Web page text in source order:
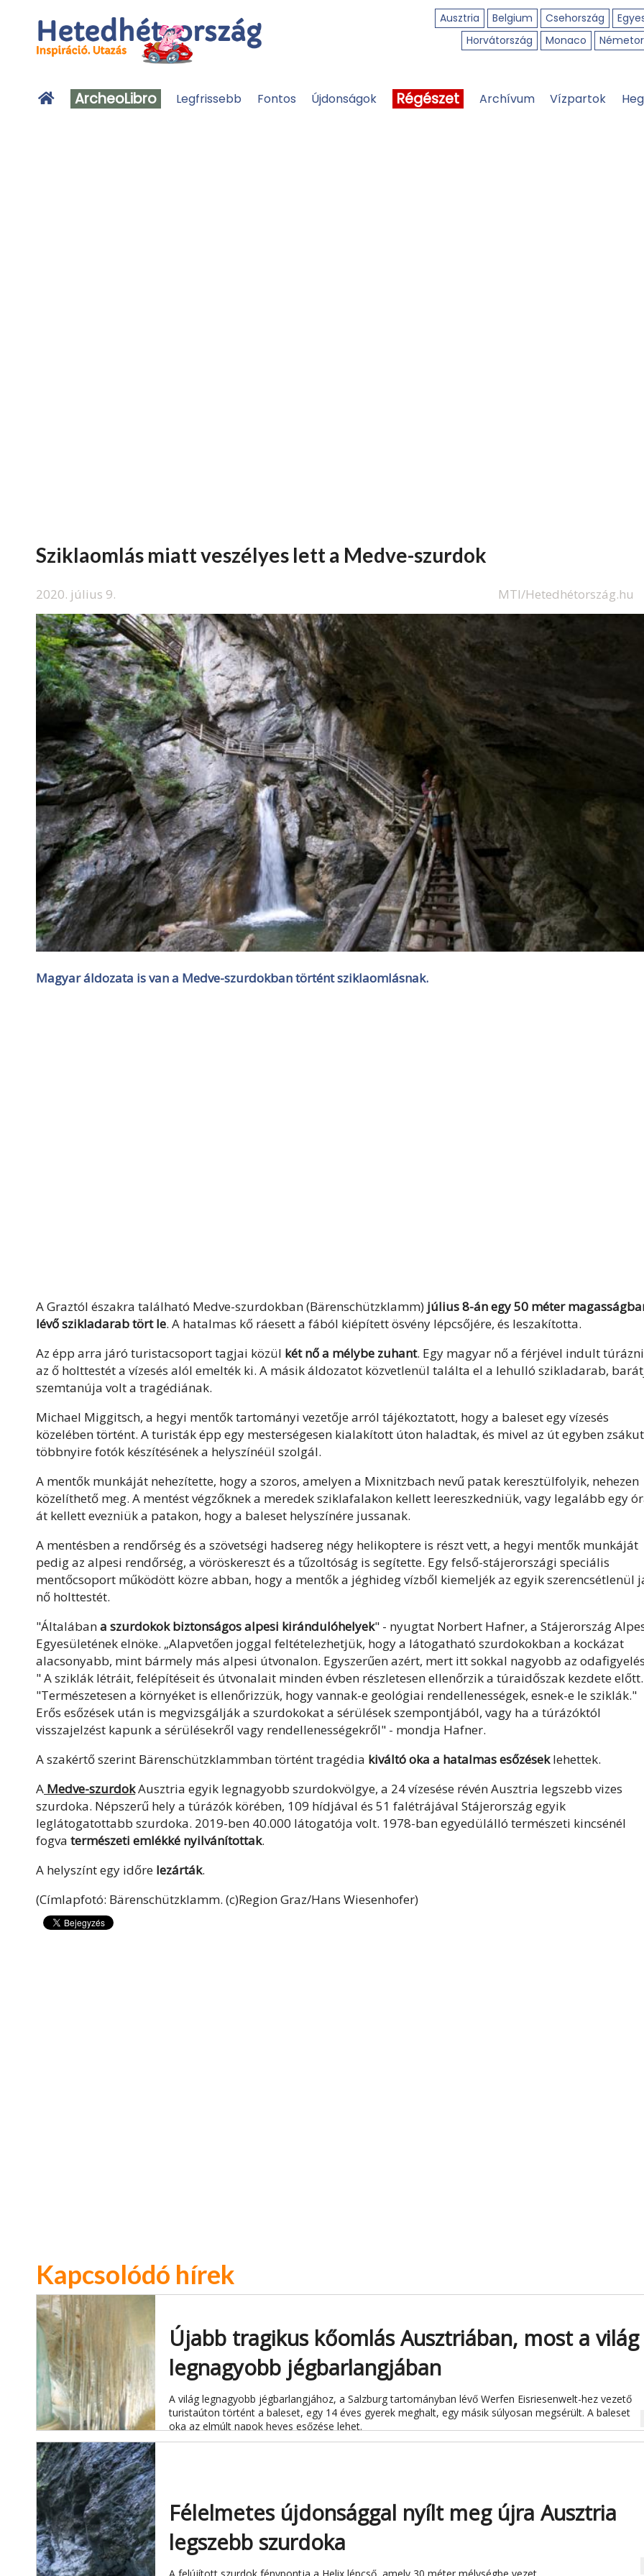
Ausztria Belgium Csehország
Horvátország
Monaco
ArcheoLibro Legfrissebb Fontos Újdonságok Régészet Archívum Vízpartok
Sziklaomlás miatt veszélyes lett a Medve-szurdok
2020. július 9. MTI/Hetedhétország.hu
Magyar áldozata is van a Medve-szurdokban történt sziklaomlásnak.
A Graztól északra található Medve-szurdokban (Bärenschützklamm) július 8-án egy 50 méter
lévő szikladarab tört le. A hatalmas kő ráesett a fából kiépített ösvény lépcsőjére, és leszakította.
Az épp arra járó turistacsoport tagjai közül két nő a mélybe zuhant. Egy magyar nő a férjével indult
az ő holttestét a vízesés alól emelték ki. A másik áldozatot közvetlenül találta el a lehulló szikladarab,
szemtanúja volt a tragédiának.
Michael Miggitsch, a hegyi mentők tartományi vezetője arról tájékoztatott, hogy a baleset egy vízesés
közelében történt. A turisták épp egy mesterségesen kialakított úton haladtak, és mivel az út egyben
többnyire fotók készítésének a helyszínéül szolgál.
A mentők munkáját nehezítette, hogy a szoros, amelyen a Mixnitzbach nevű patak keresztülfolyik, nehezen
közelíthető meg. A mentést végzőknek a meredek sziklafalakon kellett leereszkedniük, vagy legalább egy
át kellett evezniük a patakon, hogy a baleset helyszínére jussanak.
A mentésben a rendőrség és a szövetségi hadsereg négy helikoptere is részt vett, a hegyi mentők munkáját
pedig az alpesi rendőrség, a vöröskereszt és a tűzoltóság is segítette. Egy felső-stájerországi speciális
mentőcsoport működött közre abban, hogy a mentők a jéghideg vízből kiemeljék az egyik szerencsétlenül
nő holttestét.
"Általábana szurdokok biztonságos alpesi kirándulóhelyek" - nyugtat Norbert Hafner, a Stájerország
Egyesületének elnöke. „Alapvetően joggal feltételezhetjük, hogy a látogatható szurdokokban a kockázat
alacsonyabb, mint bármely más alpesi útvonalon. Egyszerűen azért, mert itt sokkal nagyobb az
" A sziklák létráit, felépítéseit és útvonalait minden évben részletesen ellenőrzik a túraidőszak kezdete előtt.
"Természetesen a környéket is ellenőrizzük, hogy vannak-e geológiai rendellenességek, esnek-e le sziklák."
Erős esőzések után is megvizsgálják a szurdokokat a sérülések szempontjából, vagy ha a túrázóktól
visszajelzést kapunk a sérülésekről vagy rendellenességekről" - mondja Hafner.
A szakértő szerint Bärenschützklammban történt tragédia kiváltó oka a hatalmas esőzéseklehettek.
A Medve-szurdokAusztria egyik legnagyobb szurdokvölgye, a 24 vízesése révén Ausztria legszebb vizes
szurdoka. Népszerű hely a túrázók körében, 109 hídjával és 51 falétrájával Stájerország egyik
leglátogatottabb szurdoka. 2019-ben 40.000 látogatója volt. 1978-ban egyedülálló természeti kincsénél
fogva természeti emlékké nyilvánítottak.
A helyszínt egy időre lezárták.
(Címlapfotó: Bärenschützklamm. (c)Region Graz/Hans Wiesenhofer)
Kapcsolódó hírek
Újabb tragikus kőomlás Ausztriában, most a világ
legnagyobb jégbarlangjában
A világ legnagyobb jégbarlangjához, a Salzburg tartományban lévő Werfen Eisriesenwelt-hez vezető
turistaúton történt a baleset, egy 14 éves gyerek meghalt, egy másik súlyosan megsérült. A baleset
oka az elmúlt napok heves esőzése lehet.
Félelmetes újdonsággal nyílt meg újra Ausztria
legszebb szurdoka